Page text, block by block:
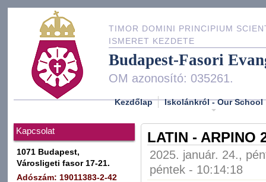
TIMOR DOMINI PRINCIPIUM
ISMERET KEZDETE
Budapest-Fasori
OM azonosító: 035261.
Kezdőlap Iskolánkról - Our School
Kapcsolat
1071 Budapest,
Városligeti fasor 17-21.
Adószám: 19011383-2-42
LATIN - ARPINO
2025. január. 24.,
péntek - 10:14:18